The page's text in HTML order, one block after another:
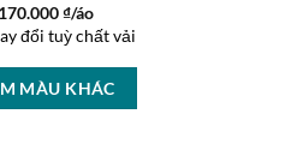
170.000₫/áo
đổi tuỳ chất vải
MÀU KHÁC